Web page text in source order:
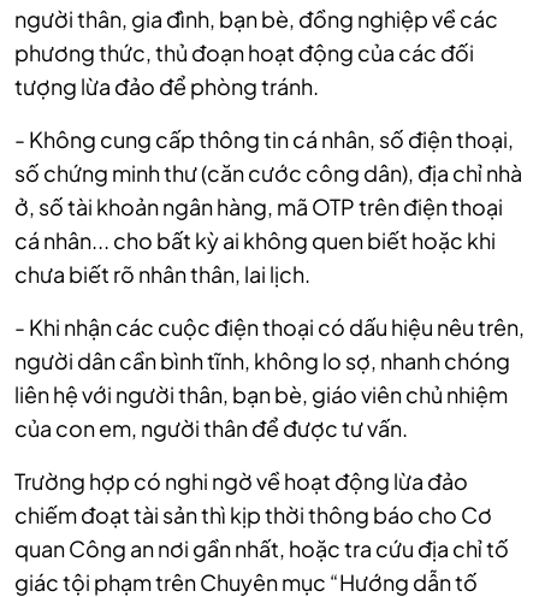
người thân, gia đình, bạn bè, đồng nghiệp về các
phương thức, thủ đoạn hoạt động của các đối
tượng lừa đảo để phòng tránh.
- Không cung cấp thông tin cá nhân, số điện thoại,
số chứng minh thư (căn cước công dân), địa chỉ nhà
ở, số tài khoản ngân hàng, mã OTP trên điện thoại
cá nhân... cho bất kỳ ai không quen biết hoặc khi
chưa biết rõ nhân thân, lai lịch.
- Khi nhận các cuộc điện thoại có dấu hiệu nêu trên,
người dân cần bình tĩnh, không lo sợ, nhanh chóng
liên hệ với người thân, bạn bè, giáo viên chủ nhiệm
của con em, người thân để được tư vấn.
Trường hợp có nghi ngờ về hoạt động lừa đảo
chiếm đoạt tài sản thì kịp thời thông báo cho Cơ
quan Công an nơi gần nhất, hoặc tra cứu địa chỉ tố
giác tội phạm trên Chuyên mục “Hướng dẫn tố